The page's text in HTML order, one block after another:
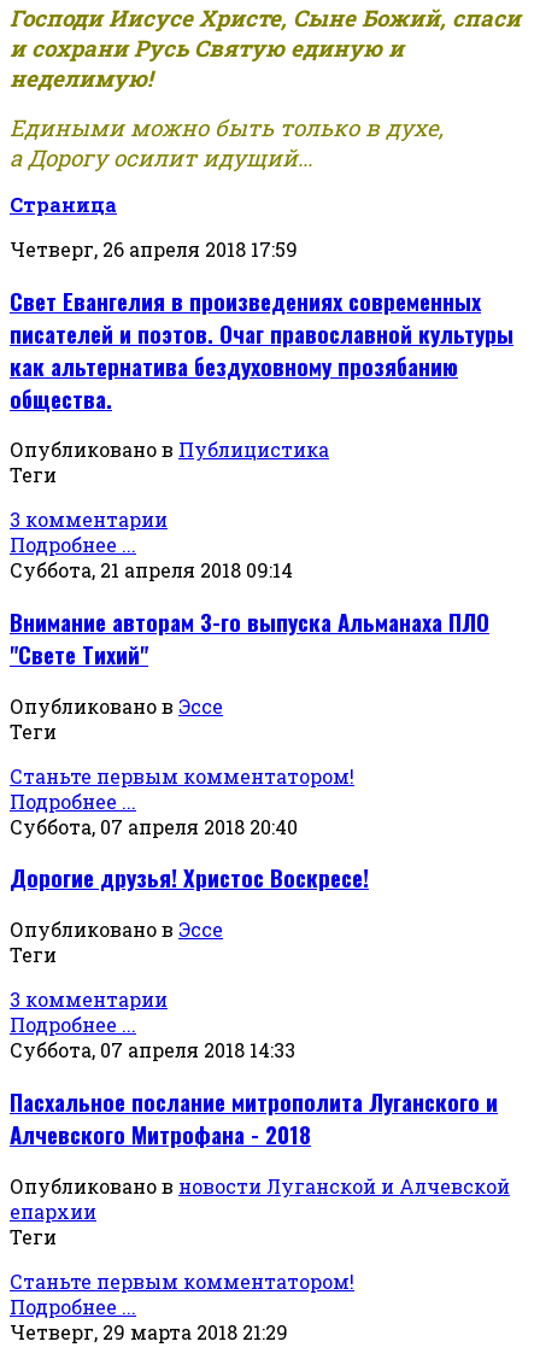
Господи Иисусе Христе, Сыне Божий, спаси
и сохрани Русь Святую единую и
неделимую!
Едиными можно быть только в духе,
а Дорогу осилит идущий...
Страница
Четверг, 26 апреля 2018 17:59
Свет Евангелия в произведениях современных
писателей и поэтов. Очаг православной культуры
как альтернатива бездуховному прозябанию
общества.
Опубликовано в Публицистика
Теги
3 комментарии
Подробнее ...
Суббота, 21 апреля 2018 09:14
Внимание авторам 3-го выпуска Альманаха ПЛО
"Свете Тихий"
Опубликовано в Эссе
Теги
Станьте первым комментатором!
Подробнее ...
Суббота, 07 апреля 2018 20:40
Дорогие друзья! Христос Воскресе!
Опубликовано в Эссе
Теги
3 комментарии
Подробнее ...
Суббота, 07 апреля 2018 14:33
Пасхальное послание митрополита Луганского и
Алчевского Митрофана - 2018
Опубликовано в новости Луганской и Алчевской
епархии
Теги
Станьте первым комментатором!
Подробнее ...
Четверг, 29 марта 2018 21:29